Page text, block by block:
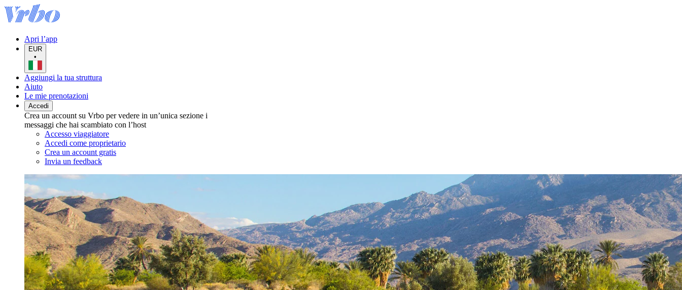
Apri l’app
EUR
•
Aggiungi la tua struttura
Aiuto
Le mie prenotazioni
Accedi
Crea un account su Vrbo per vedere in un’unica sezione i
messaggi che hai scambiato con l’host
Accesso viaggiatore
Accedi come proprietario
Crea un account gratis
Invia un feedback